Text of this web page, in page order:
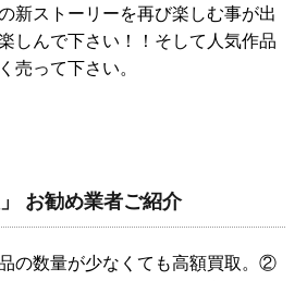
新ストーリーを再び楽しむ事が出
しんで下さい！！そして人気作品
売って下さい。
お勧め業者ご紹介
の数量が少なくても高額買取。②